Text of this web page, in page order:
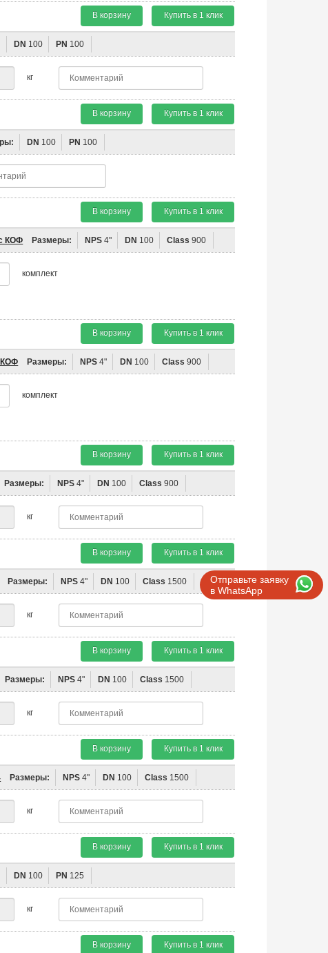
Отправьте заявку
в WhatsApp
В корзину Купить в 1 клик
DN 100 PN 100
кг
В корзину Купить в 1 клик
DN 100 PN 100
В корзину Купить в 1 клик
КОФ Размеры: NPS 4" DN 100 Class 900
комплект
В корзину Купить в 1 клик
КОФ Размеры: NPS 4" DN 100 Class 900
комплект
В корзину Купить в 1 клик
Размеры: NPS 4" DN 100 Class 900
кг
В корзину Купить в 1 клик
Размеры: NPS 4" DN 100 Class 1500
кг
В корзину Купить в 1 клик
Размеры: NPS 4" DN 100 Class 1500
кг
В корзину Купить в 1 клик
Размеры: NPS 4" DN 100 Class 1500
кг
В корзину Купить в 1 клик
DN 100 PN 125
кг
В корзину Купить в 1 клик